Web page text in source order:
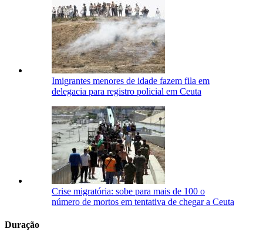
Imigrantes menores de idade fazem fila em
delegacia para registro policial em Ceuta
Crise migratória: sobe para mais de 100 o
número de mortos em tentativa de chegar a Ceuta
Duração